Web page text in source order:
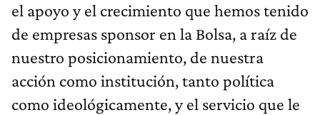
el apoyo y el crecimiento que hemos tenido
de empresas sponsor en la Bolsa, a raíz de
nuestro posicionamiento, de nuestra
acción como institución, tanto política
como ideológicamente, y el servicio que le